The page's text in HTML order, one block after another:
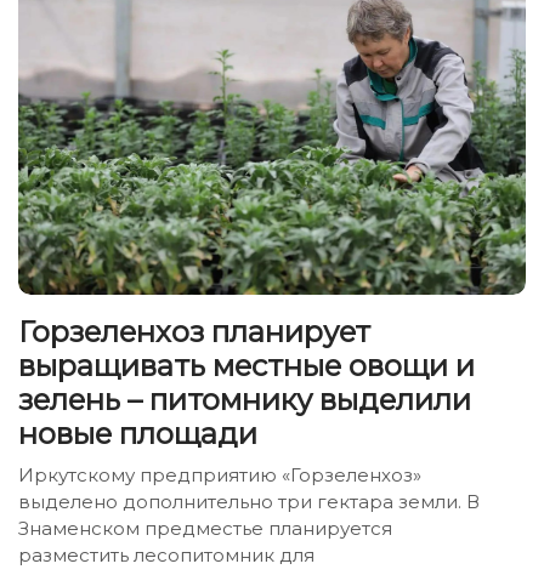
Горзеленхоз планирует
выращивать местные овощи и
зелень – питомнику выделили
новые площади
Иркутскому предприятию «Горзеленхоз»
выделено дополнительно три гектара земли. В
Знаменском предместье планируется
разместить лесопитомник для